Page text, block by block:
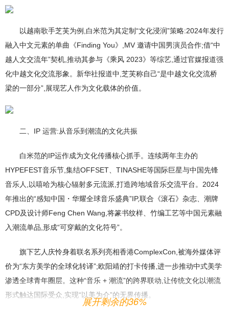
以越南歌手芝芙为例,白米范为其定制“文化浸润”策略:2024年发行
融入中文元素的单曲《Finding You》,MV 邀请中国男演员合作;借“中
越人文交流年”契机,推动其参与《乘风 2023》等综艺,通过官媒报道强
化中越文化交流形象。新华社报道中,芝芙称自己“是中越文化交流桥
梁的一部分”,展现艺人作为文化载体的价值。
二、IP 运营:从音乐到潮流的文化共振
白米范的IP运作成为文化传播核心抓手。连续两年主办的
HYPEFEST音乐节,集结OFFSET、TINASHE等国际巨星与中国先锋
音乐人,以嘻哈为核心辐射多元流派,打造跨地域音乐交流平台。2024
年推出的“感知中国・华耀全球音乐盛典”IP,联合《滚石》杂志、潮牌
CPD及设计师Feng Chen Wang,将篆书纹样、竹编工艺等中国元素融
入潮流单品,形成“可穿戴的文化符号”。
旗下艺人庆怜身着联名系列亮相香港ComplexCon,被海外媒体评
价为“东方美学的全球化转译”;欧阳靖的打卡传播,进一步推动中式美学
渗透全球青年圈层。这种“音乐 + 潮流”的跨界联动,让传统文化以潮流
形式触达国际受众,实现“以美为介”的无界传播。
展开剩余的36%